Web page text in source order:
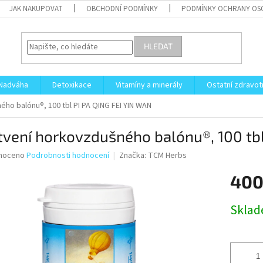
JAK NAKUPOVAT OBCHODNÍ PODMÍNKY PODMÍNKY OCHRANY
HLEDAT
Detoxikace Vitamíny a minerály Ostatní
balónu®, 100 tblPI PA QING FEI YIN WAN
horkovzdušného balónu®, 100
Podrobnosti hodnocení Značka: TCM Herbs
cena: